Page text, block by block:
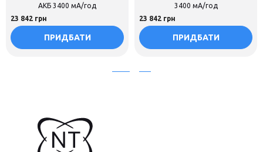
АКБ 3400 мА/год
23 842 грн
ПРИДБАТИ
3400 мА/год
23 842 грн
ПРИДБАТИ